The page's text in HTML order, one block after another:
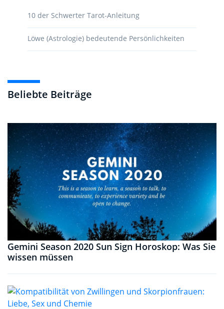
10 der Schwerter Tarot-Anleitung
Löwe (Astrologie) bedeutende Persönlichkeiten
Beliebte Beiträge
Gemini Season 2020 Sun Sign Horoskop: Was Sie
wissen müssen